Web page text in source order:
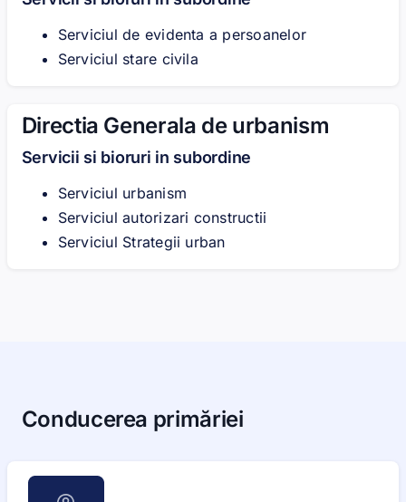
Serviciul de evidenta a persoanelor
Serviciul stare civila
Directia Generala de urbanism
Servicii si bioruri in subordine
Serviciul urbanism
Serviciul autorizari constructii
Serviciul Strategii urban
Conducerea primăriei